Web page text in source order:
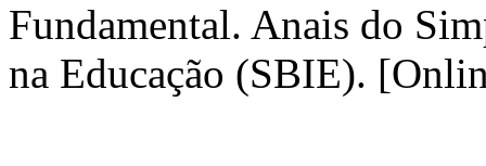
Fundamental. Anais do
na Educação (SBIE).